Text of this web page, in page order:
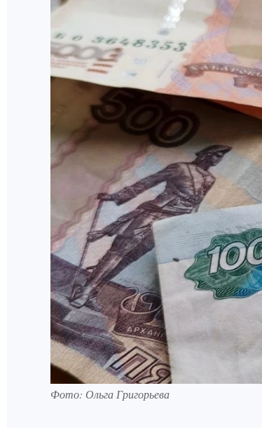
Фото: Ольга Григорьева